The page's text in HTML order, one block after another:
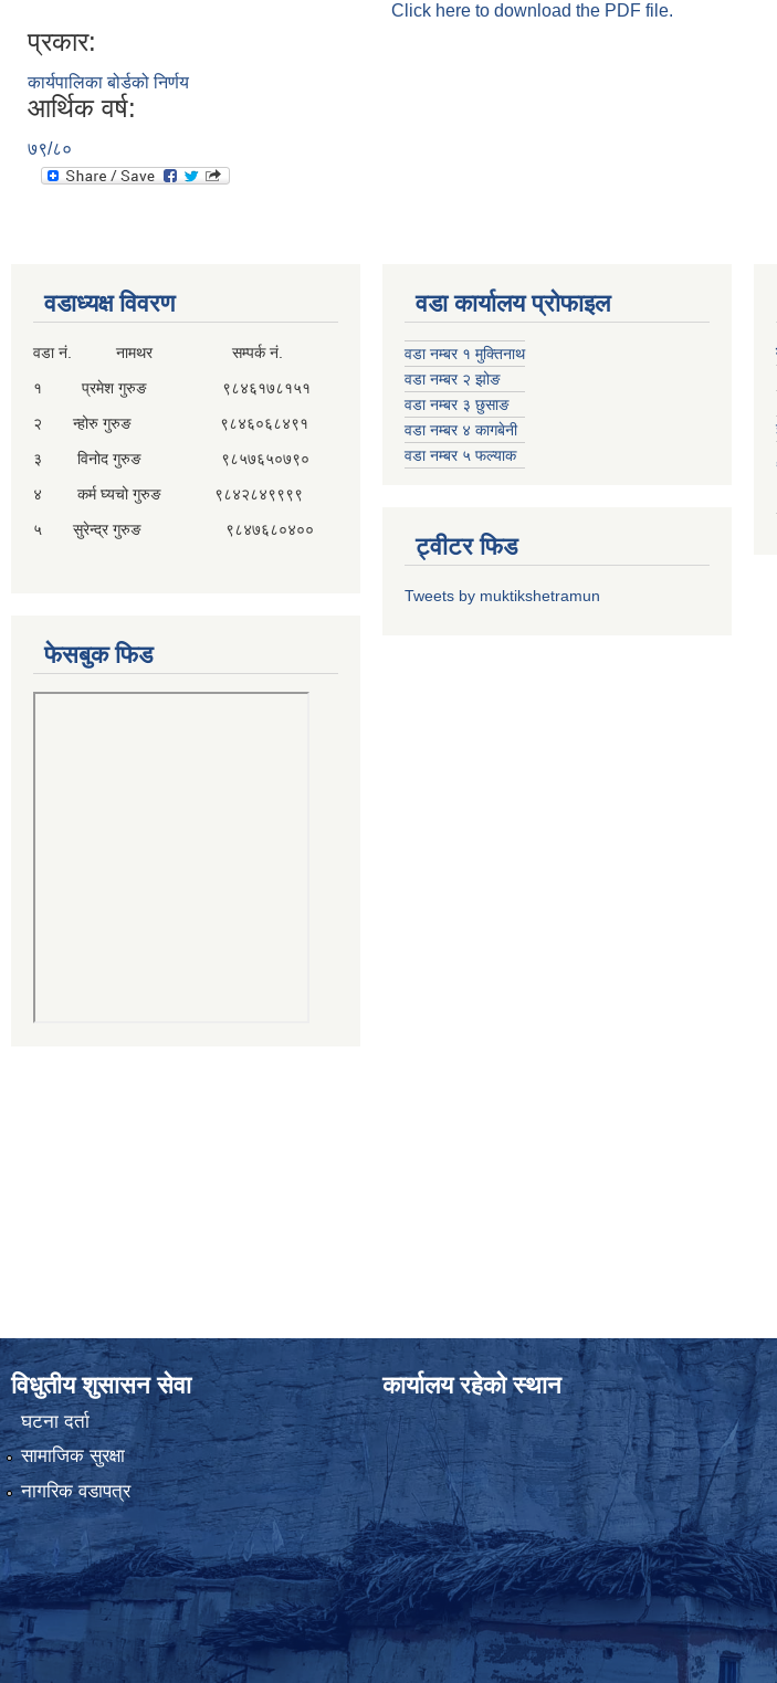
Click here to download the PDF file.
प्रकार:
कार्यपालिका बोर्डको निर्णय
आर्थिक वर्ष:
७९/८०
वडाध्यक्ष विवरण
वडा नं. नामथर सम्पर्क नं.
१ प्रमेश गुरुङ ९८४६१७८१५१
२ न्होरु गुरुङ ९८४६०६८४९१
३ विनोद गुरुङ ९८५७६५०७९०
४ कर्म घ्यचो गुरुङ ९८४२८४९९९९
५ सुरेन्द्र गुरुङ ९८४७६८०४००
फेसबुक फिड
वडा कार्यालय प्रोफाइल
वडा नम्बर १ मुक्तिनाथ
वडा नम्बर २ झोङ
वडा नम्बर ३ छुसाङ
वडा नम्बर ४ कागबेनी
वडा नम्बर ५ फल्याक
ट्वीटर फिड
Tweets by muktikshetramun
विधुतीय शुसासन सेवा
घटना दर्ता
सामाजिक सुरक्षा
नागरिक वडापत्र
कार्यालय रहेको स्थान